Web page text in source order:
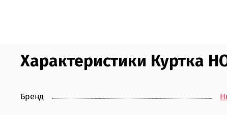
Характеристики Куртка
Бренд